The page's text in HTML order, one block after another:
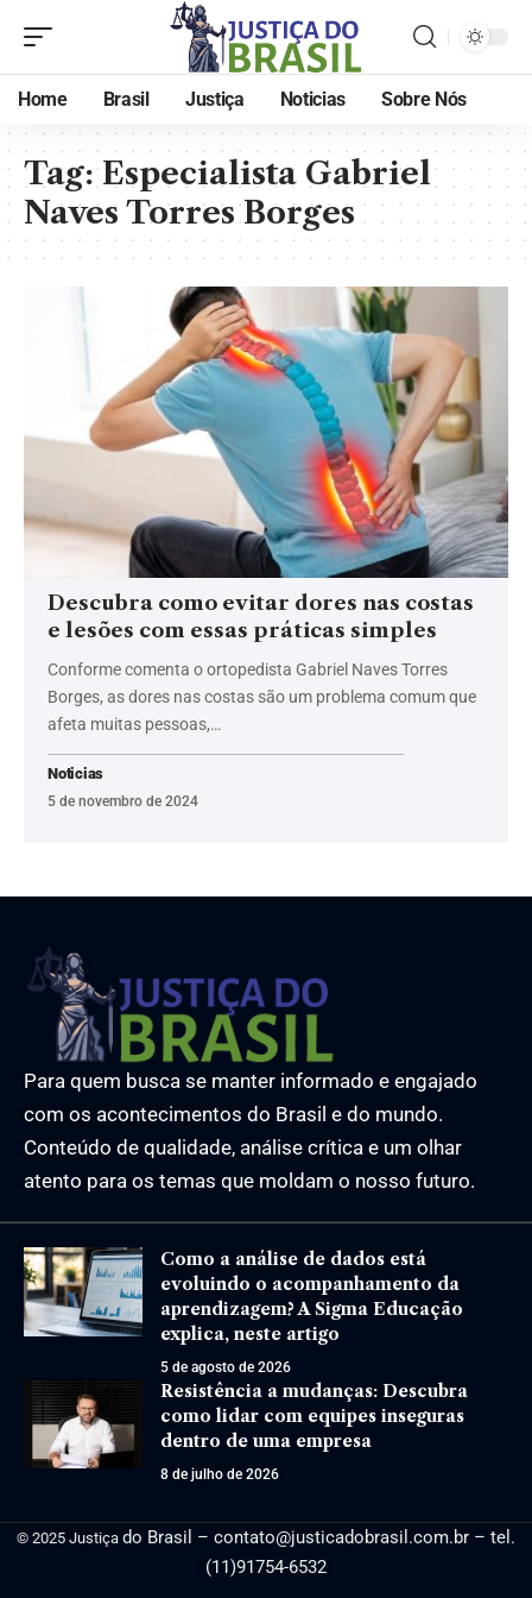
Home Brasil Justiça Noticias Sobre Nós
Tag:Especialista Gabriel
Naves Torres Borges
Descubra como evitar dores nas costas
e lesões com essas práticas simples
Conforme comenta o ortopedista Gabriel Naves Torres
Borges, as dores nas costas são um problema comum que
afeta muitas pessoas,…
Noticias
5 de novembro de 2024
Para quem busca se manter informado e engajado
com os acontecimentos do Brasil e do mundo.
Conteúdo de qualidade, análise crítica e um olhar
atento para os temas que moldam o nosso futuro.
Como a análise de dados está
evoluindo o acompanhamento da
aprendizagem? A Sigma Educação
explica, neste artigo
5 de agosto de 2026
Resistência a mudanças: Descubra
como lidar com equipes inseguras
dentro de uma empresa
8 de julho de 2026
© 2025 Justiça do Brasil – contato@justicadobrasil.com.br – tel.
(11)91754-6532